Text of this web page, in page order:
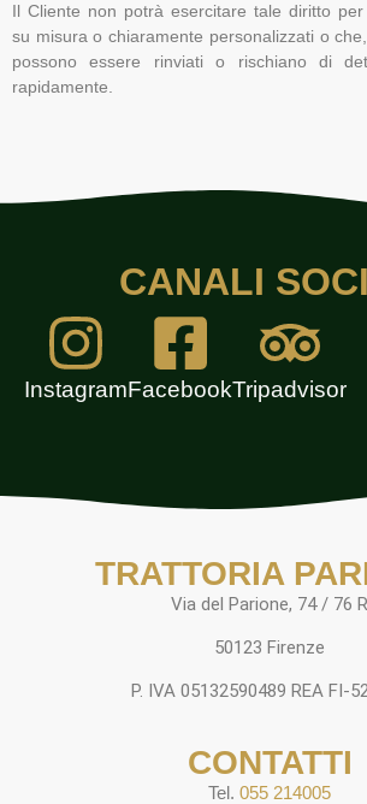
Il Cliente non potrà esercitare tale diritto
su misura o chiaramente personalizzati o
possono essere rinviati o rischiano di
rapidamente.
CANALI
InstagramFacebookTripadvisor
TRATTORIA
Via del Parione, 74 / 76 R
50123 Firenze
P. IVA 05132590489 REA FI-
CONTATTI
Tel. 055 214005